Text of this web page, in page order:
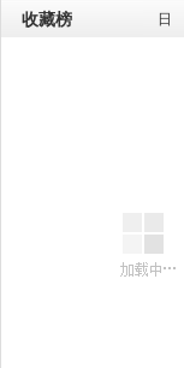
收藏榜 日